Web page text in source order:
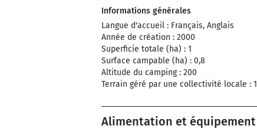
Informations générales
Langue d'accueil : Français, Anglais
Année de création : 2000
Superficie totale (ha) : 1
Surface campable (ha) : 0,8
Altitude du camping : 200
Terrain géré par une collectivité locale : 1
Alimentation et équipement